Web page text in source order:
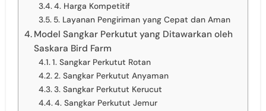
4. Harga Kompetitif
5. Layanan Pengiriman yang Cepat dan Aman
Model Sangkar Perkutut yang Ditawarkan oleh
Saskara Bird Farm
1. Sangkar Perkutut Rotan
2. Sangkar Perkutut Anyaman
3. Sangkar Perkutut Kerucut
4. Sangkar Perkutut Jemur